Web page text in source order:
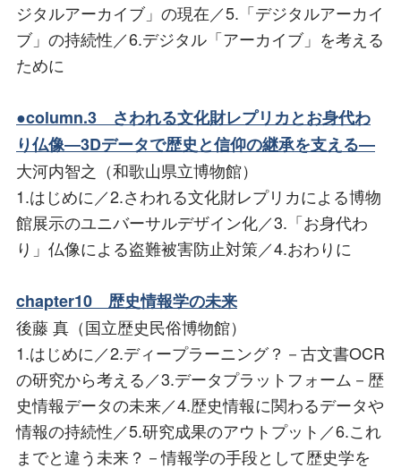
ジタルアーカイブ」の現在／5.「デジタルアーカイ
ブ」の持続性／6.デジタル「アーカイブ」を考える
ために
●column.3 さわれる文化財レプリカとお身代わ
り仏像―3Dデータで歴史と信仰の継承を支える―
大河内智之（和歌山県立博物館）
1.はじめに／2.さわれる文化財レプリカによる博物
館展示のユニバーサルデザイン化／3.「お身代わ
り」仏像による盗難被害防止対策／4.おわりに
chapter10 歴史情報学の未来
後藤 真（国立歴史民俗博物館）
1.はじめに／2.ディープラーニング？－古文書OCR
の研究から考える／3.データプラットフォーム－歴
史情報データの未来／4.歴史情報に関わるデータや
情報の持続性／5.研究成果のアウトプット／6.これ
までと違う未来？－情報学の手段として歴史学を